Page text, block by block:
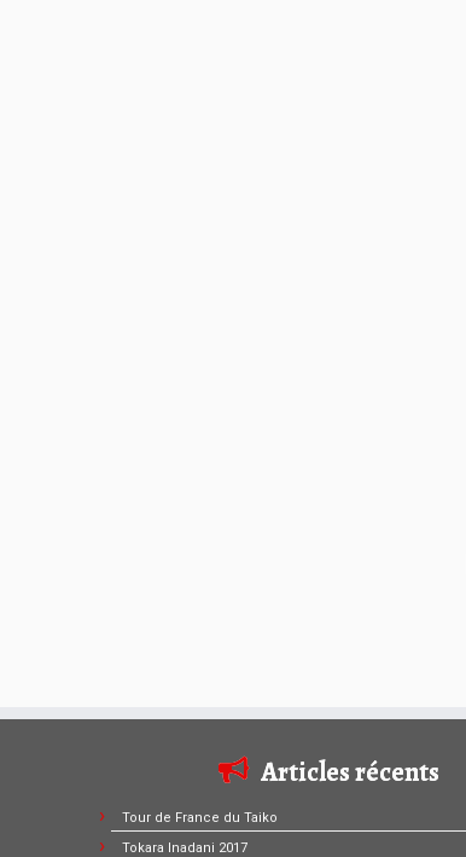
Articles récents
Tour de France du Taiko
Tokara Inadani 2017